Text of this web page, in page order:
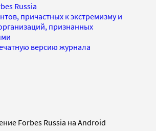
Russia
причастных к экстремизму и
признанных
версию журнала
Forbes Russia на Android